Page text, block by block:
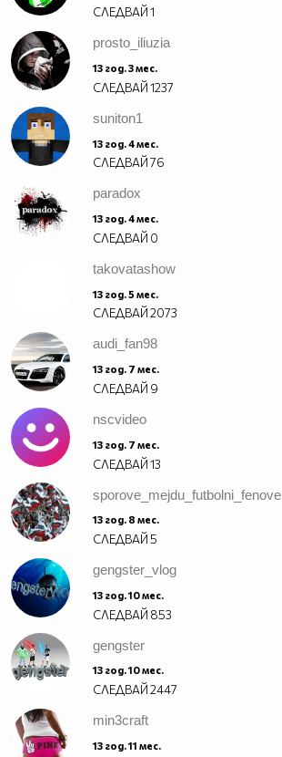
СЛЕДВАЙ1
prosto_iliuzia
13 год. 3 мес.
СЛЕДВАЙ1237
suniton1
13 год. 4 мес.
СЛЕДВАЙ76
paradox
13 год. 4 мес.
СЛЕДВАЙ 0
takovatashow
13 год. 5 мес.
СЛЕДВАЙ2073
audi_fan98
13 год. 7 мес.
СЛЕДВАЙ 9
nscvideo
13 год. 7 мес.
СЛЕДВАЙ13
sporove_mejdu_futbolni_fenove
13 год. 8 мес.
СЛЕДВАЙ5
gengster_vlog
13 год. 10 мес.
СЛЕДВАЙ 853
gengster
13 год. 10 мес.
СЛЕДВАЙ2447
min3craft
13 год. 11 мес.